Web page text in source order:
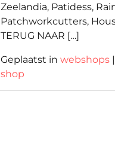
Zeelandia, Patidess,
Patchworkcutters,
TERUG NAAR […]
Geplaatst in webshops |
shop